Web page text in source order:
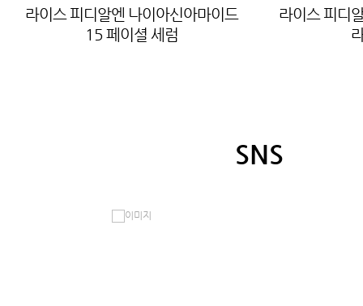
라이스 피디알엔 나이아신아마이드
15 페이셜 세럼
라이스 피디
SNS